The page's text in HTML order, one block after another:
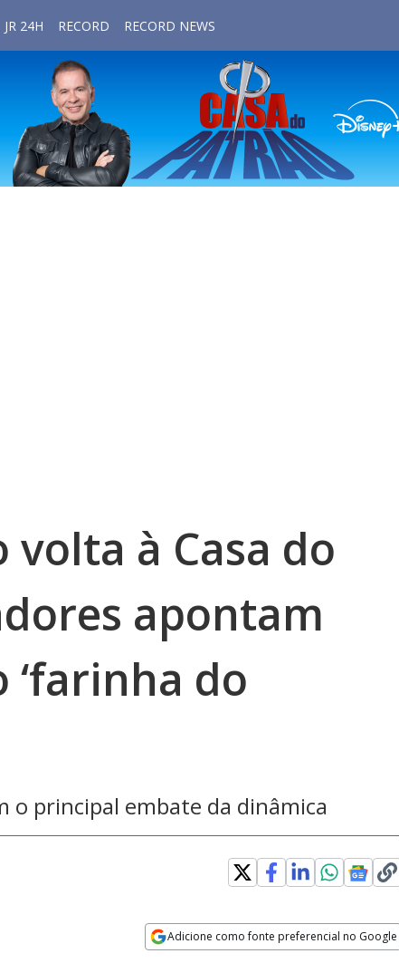
JR 24H RECORD RECORD NEWS
volta à Casa do
apontam
‘farinha do
o principal embate da dinâmica
Adicione como fonte preferencial no Google
Velocidade